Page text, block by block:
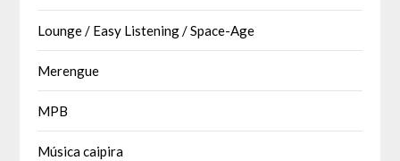
Lounge / Easy Listening / Space-Age
Merengue
MPB
Música caipira